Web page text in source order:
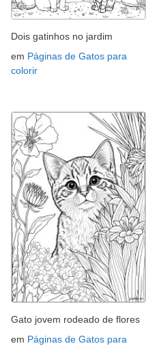
Dois gatinhos no jardim
em Páginas de Gatos para
colorir
Gato jovem rodeado de flores
em Páginas de Gatos para